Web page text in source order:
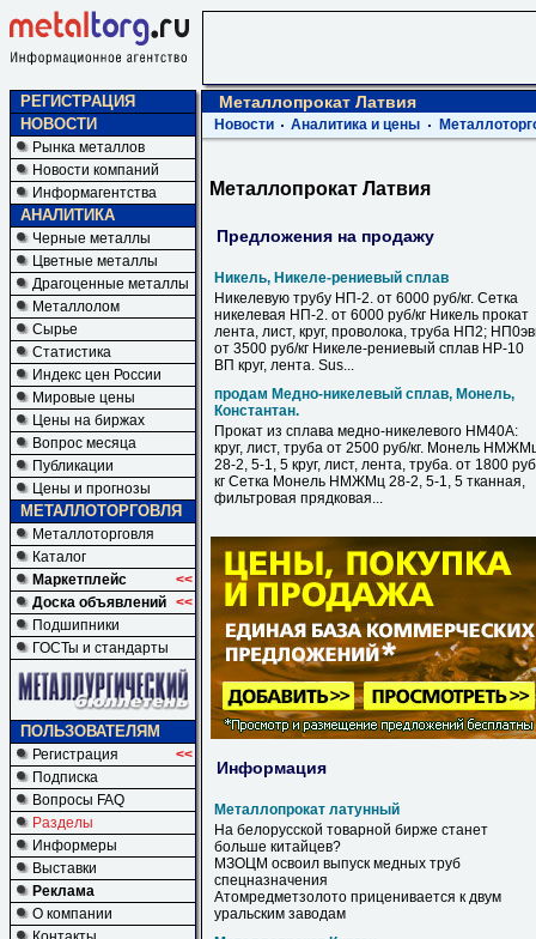
РЕГИСТРАЦИЯ
НОВОСТИ
Рынка металлов
Новости компаний
Информагентства
АНАЛИТИКА
Черные металлы
Цветные металлы
Драгоценные металлы
Металлолом
Сырье
Статистика
Индекс цен России
Мировые цены
Цены на биржах
Вопрос месяца
Публикации
Цены и прогнозы
МЕТАЛЛОТОРГОВЛЯ
Металлоторговля
Каталог
Маркетплейс
<<
Доска объявлений <<
Подшипники
ГОСТы и стандарты
ПОЛЬЗОВАТЕЛЯМ
Регистрация
<<
Подписка
Вопросы FAQ
Разделы
Информеры
Выставки
Реклама
О компании
Металлопрокат Латвия
Новости Аналитика и цены
Металлопрокат Латвия
Предложения на продажу
Никель, Никеле-рениевый сплав
Никелевую трубу НП-2. от 6000 руб/кг. Сетка
никелевая НП-2. от 6000 руб/кг Никель прокат
лента, лист, круг, проволока, труба НП2;
от 3500 руб/кг Никеле-рениевый сплав НР-10
ВП круг, лента. Sus...
продам Медно-никелевый сплав, Монель,
Константан.
Прокат из сплава медно-никелевого НМ40А:
круг, лист, труба от 2500 руб/кг. Монель
28-2, 5-1, 5 круг, лист, лента, труба. от 1800
кг Сетка Монель НМЖМц 28-2, 5-1, 5 тканная,
фильтровая прядковая...
Информация
Металлопрокат латунный
На белорусской товарной бирже станет
больше китайцев?
МЗОЦМ освоил выпуск медных труб
спецназначения
Атомредметзолото приценивается к двум
уральским заводам